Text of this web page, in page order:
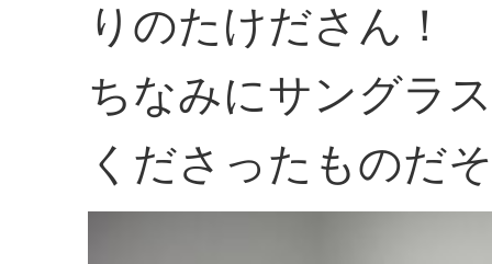
りのたけださん！
ちなみにサングラ
くださったものだ